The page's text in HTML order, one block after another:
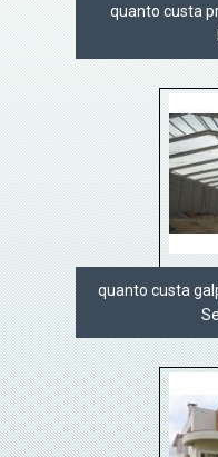
quanto custa
quanto custa